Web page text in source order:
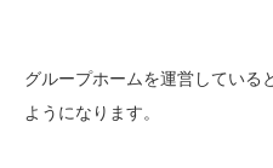
グループホームを運営している
ようになります。